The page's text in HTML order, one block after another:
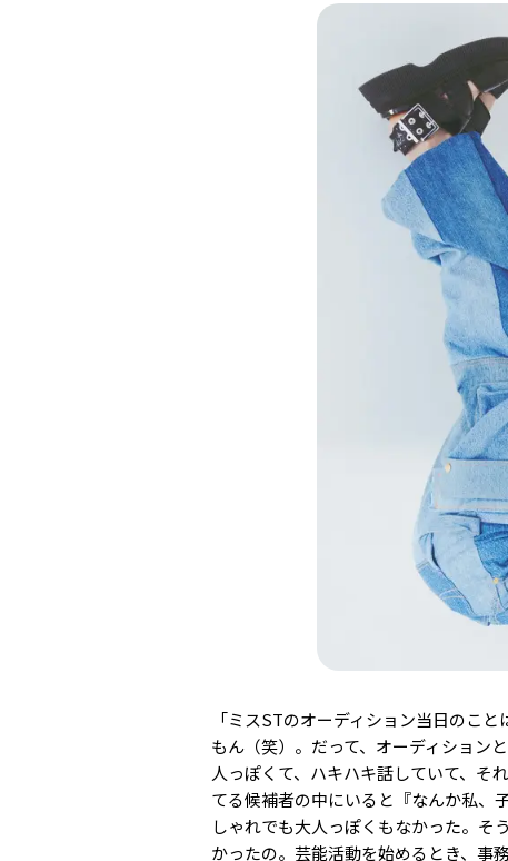
「ミスSTのオーディション当日のこ
もん（笑）。だって、オーディショ
人っぽくて、ハキハキ話していて、そ
てる候補者の中にいると『なんか私、
しゃれでも大人っぽくもなかった。そ
かったの。芸能活動を始めるとき、事